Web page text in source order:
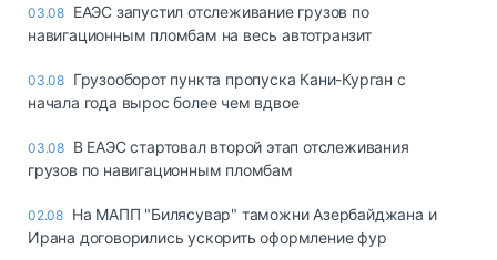
03.08 ЕАЭС запустил отслеживание грузов по
навигационным пломбам на весь автотранзит
03.08 Грузооборот пункта пропуска Кани-Курган с
начала года вырос более чем вдвое
03.08 В ЕАЭС стартовал второй этап отслеживания
грузов по навигационным пломбам
02.08 На МАПП "Билясувар" таможни Азербайджана и
Ирана договорились ускорить оформление фур